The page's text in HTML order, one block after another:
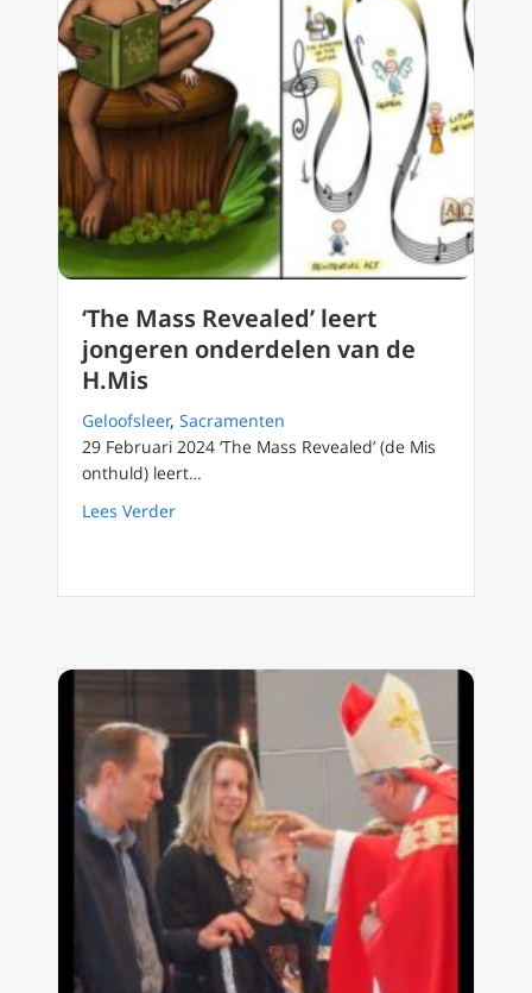
‘The Mass Revealed’ leert
jongeren onderdelen van de
H.Mis
Geloofsleer, Sacramenten
29 Februari 2024 ‘The Mass Revealed’ (de Mis
onthuld) leert…
Lees Verderabout ‘The Mass Revealed’ leert jongeren